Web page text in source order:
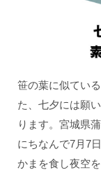
笹の葉に似てい
た、七夕には願
ります。宮城県
にちなんで7月7
かまを食し夜空